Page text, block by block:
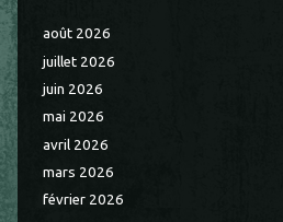
août 2026
juillet 2026
juin 2026
mai 2026
avril 2026
mars 2026
février 2026